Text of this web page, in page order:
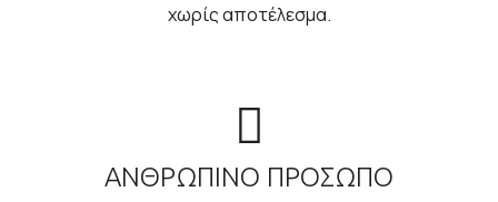
χωρίς αποτέλεσμα.
ΑΝΘΡΩΠΙΝΟ ΠΡΟΣΩΠΟ